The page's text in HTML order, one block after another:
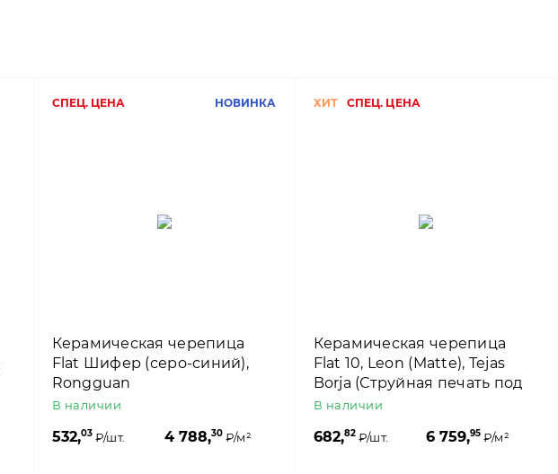
СПЕЦ. ЦЕНА НОВИНКА
Керамическая черепица
Flat Шифер (серо-синий),
Rongguan
В наличии
532,03₽/шт. 4 788,30₽/м²
ХИТ СПЕЦ. ЦЕНА
Керамическая черепица
Flat 10, Leon (Matte), Tejas
Borja (Струйная печать под
сланец)
В наличии
682,82₽/шт. 6 759,95₽/м²